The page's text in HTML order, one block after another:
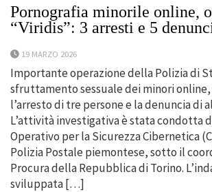
Pornografia minorile online,
“Viridis”: 3 arresti e 5
19 MARZO 2026
Importante operazione della Polizia di
sfruttamento sessuale dei minori online,
l’arresto di tre persone e la denuncia di
L’attività investigativa è stata condotta
Operativo per la Sicurezza Cibernetica
Polizia Postale piemontese, sotto il
Procura della Repubblica di Torino.
sviluppata […]